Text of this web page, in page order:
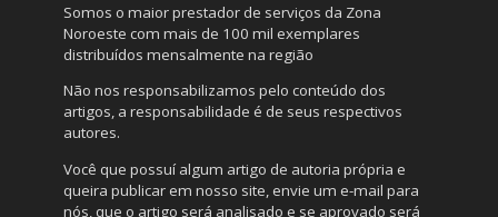
Somos o maior prestador de serviços da Zona
Noroeste com mais de 100 mil exemplares
distribuídos mensalmente na região
Não nos responsabilizamos pelo conteúdo dos
artigos, a responsabilidade é de seus respectivos
autores.
Você que possuí algum artigo de autoria própria e
queira publicar em nosso site, envie um e-mail para
nós, que o artigo será analisado e se aprovado será